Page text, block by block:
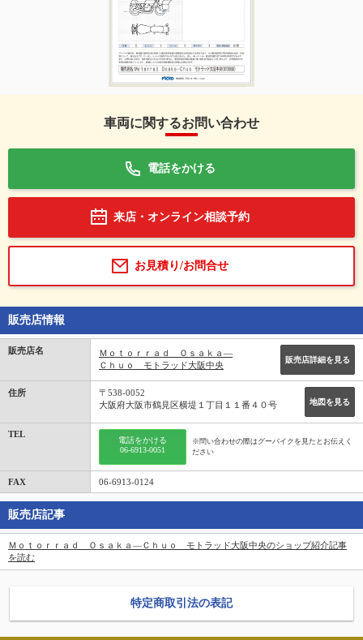
車両に関するお問い合わせ
電話をかける
来店・オンライン相談予約
お見積り/お問合せ
販売店情報
販売店名
Ｍｏｔｏｒｒａｄ Ｏｓａｋａ―
Ｃｈｕｏ モトラッド大阪中央
販売店詳細を見る
住所
地図を見る
〒538-0052
大阪府大阪市鶴見区横堤１丁目１１番４０号
TEL
電話をかける
06-6913-0051
※問い合わせの際はグーバイクを見たとお伝えく
ださい
FAX 06-6913-0124
販売店記事
Ｍｏｔｏｒｒａｄ Ｏｓａｋａ―Ｃｈｕｏ モトラッド大阪中央のショップ紹介記事
を読む
特定商取引法の表記